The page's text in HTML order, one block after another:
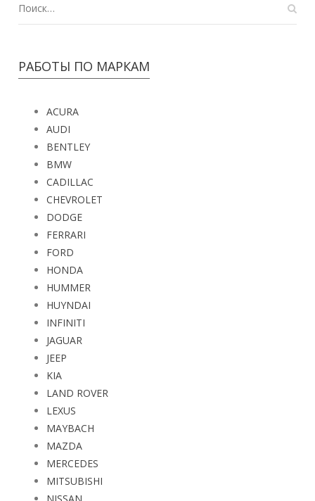
РАБОТЫ ПО МАРКАМ
ACURA
AUDI
BENTLEY
BMW
CADILLAC
CHEVROLET
DODGE
FERRARI
FORD
HONDA
HUMMER
HUYNDAI
INFINITI
JAGUAR
JEEP
KIA
LAND ROVER
LEXUS
MAYBACH
MAZDA
MERCEDES
MITSUBISHI
NISSAN